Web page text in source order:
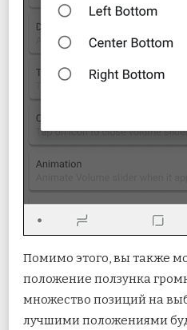
Помимо этого, вы также
положение ползунка
множество позиций на
лучшими положениями